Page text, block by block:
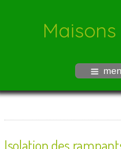
Isolation des